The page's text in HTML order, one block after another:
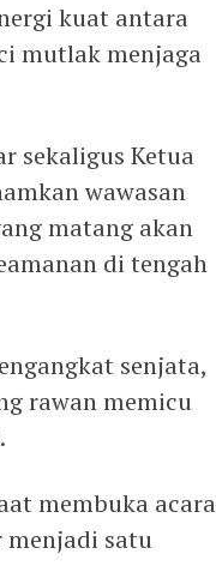
kuat antara
mutlak menjaga
sekaligus Ketua
wawasan
matang akan
di tengah
senjata,
rawan memicu
membuka acara
menjadi satu